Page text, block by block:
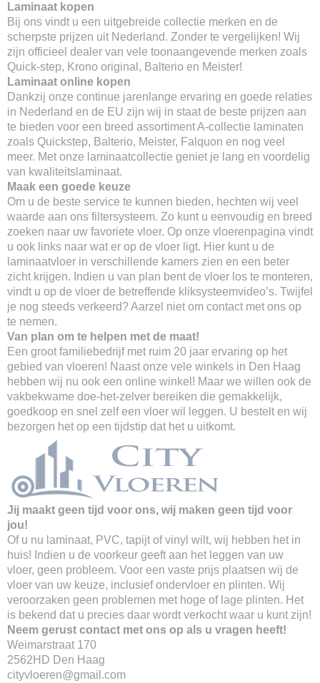
Laminaat kopen
Bij ons vindt u een uitgebreide collectie merken en de
scherpste prijzen uit Nederland. Zonder te vergelijken! Wij
zijn officieel dealer van vele toonaangevende merken zoals
Quick-step, Krono original, Balterio en Meister!
Laminaat online kopen
Dankzij onze continue jarenlange ervaring en goede relaties
in Nederland en de EU zijn wij in staat de beste prijzen aan
te bieden voor een breed assortiment A-collectie laminaten
zoals Quickstep, Balterio, Meister, Falquon en nog veel
meer. Met onze laminaatcollectie geniet je lang en voordelig
van kwaliteitslaminaat.
Maak een goede keuze
Om u de beste service te kunnen bieden, hechten wij veel
waarde aan ons filtersysteem. Zo kunt u eenvoudig en breed
zoeken naar uw favoriete vloer. Op onze vloerenpagina vindt
u ook links naar wat er op de vloer ligt. Hier kunt u de
laminaatvloer in verschillende kamers zien en een beter
zicht krijgen. Indien u van plan bent de vloer los te monteren,
vindt u op de vloer de betreffende kliksysteemvideo’s. Twijfel
je nog steeds verkeerd? Aarzel niet om contact met ons op
te nemen.
Van plan om te helpen met de maat!
Een groot familiebedrijf met ruim 20 jaar ervaring op het
gebied van vloeren! Naast onze vele winkels in Den Haag
hebben wij nu ook een online winkel! Maar we willen ook de
vakbekwame doe-het-zelver bereiken die gemakkelijk,
goedkoop en snel zelf een vloer wil leggen. U bestelt en wij
bezorgen het op een tijdstip dat het u uitkomt.
Jij maakt geen tijd voor ons, wij maken geen tijd voor
jou!
Of u nu laminaat, PVC, tapijt of vinyl wilt, wij hebben het in
huis! Indien u de voorkeur geeft aan het leggen van uw
vloer, geen probleem. Voor een vaste prijs plaatsen wij de
vloer van uw keuze, inclusief ondervloer en plinten. Wij
veroorzaken geen problemen met hoge of lage plinten. Het
is bekend dat u precies daar wordt verkocht waar u kunt zijn!
Neem gerust contact met ons op als u vragen heeft!
Weimarstraat 170
2562HD Den Haag
cityvloeren@gmail.com